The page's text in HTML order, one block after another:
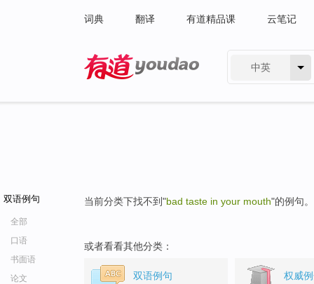
词典 翻译 有道精品课 云笔记
中英
双语例句
全部
口语
书面语
论文
当前分类下找不到"bad taste in your mouth"的例句。
或者看看其他分类：
双语例句 权威